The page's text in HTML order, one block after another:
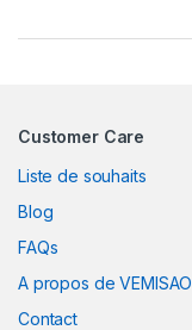
Customer Care
Liste de souhaits
Blog
FAQs
A propos de VEMISAO
Contact